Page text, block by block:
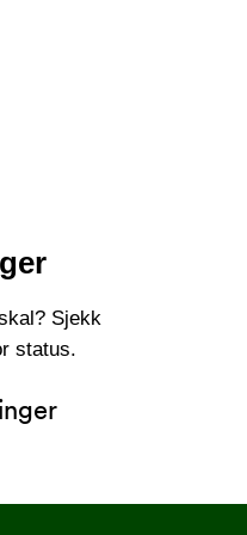
Sjekk
status.